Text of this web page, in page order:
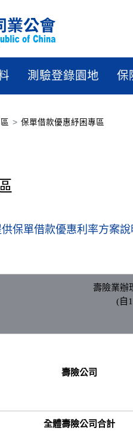
測驗登錄園地 保
區保單借款優惠紓困專區
保單借款優惠利率方案說
壽險業辦
(自
壽險公司
全體壽險公司合計